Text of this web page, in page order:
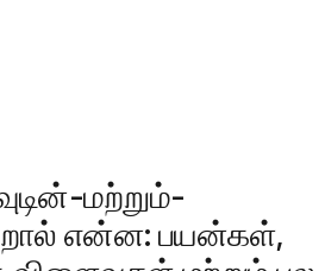
மற்றும்-
என்ன: பயன்கள்,